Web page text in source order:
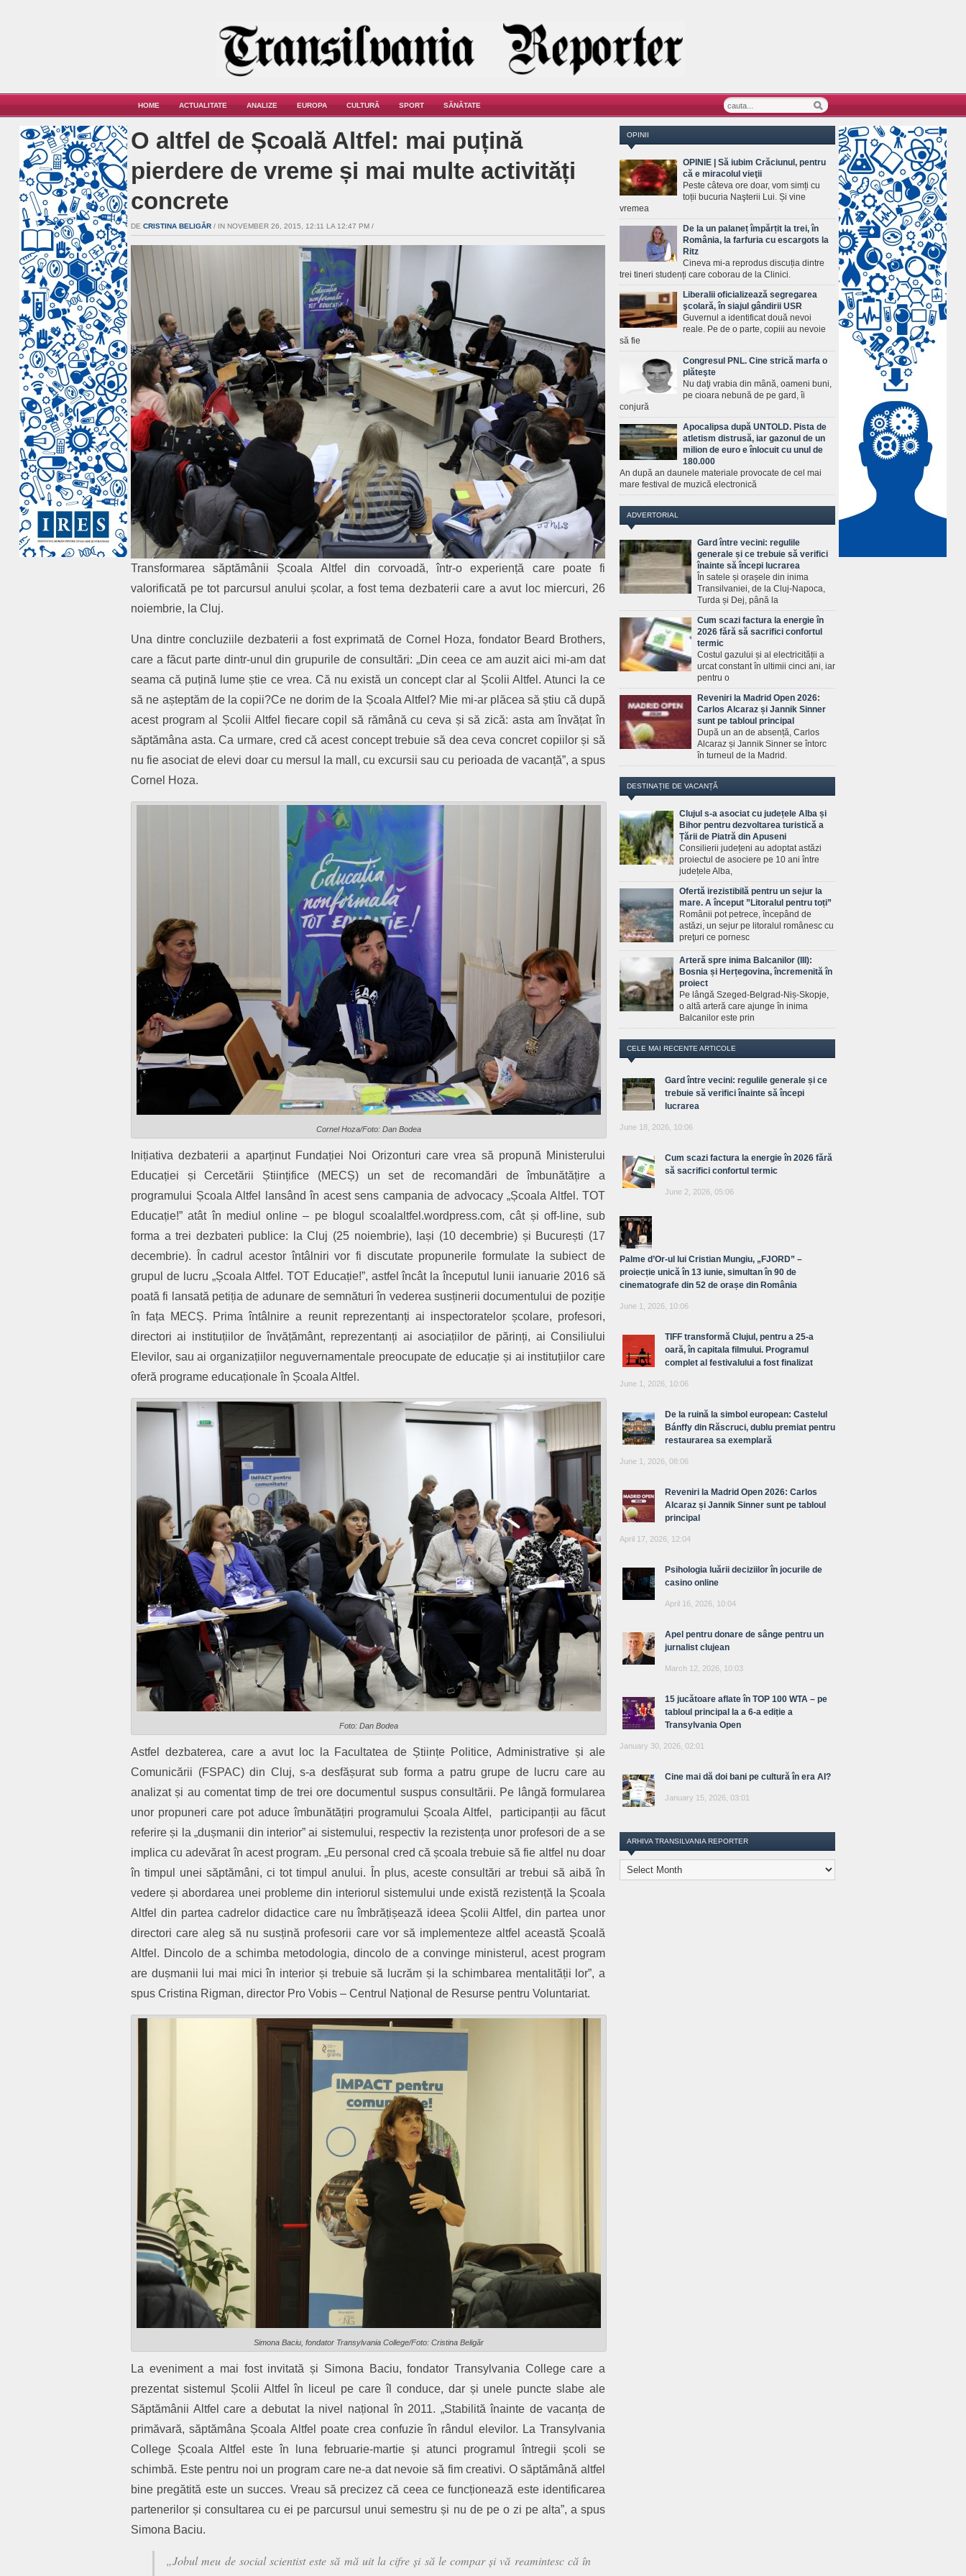
HOME ACTUALITATE ANALIZE EUROPA CULTURĂ SPORT SĂNĂTATE
O altfel de Școală Altfel: mai puțină
pierdere de vreme și mai multe activități
concrete
DE CRISTINA BELIGĂR / IN NOVEMBER 26, 2015, 12:11 LA 12:47 PM /
Transformarea săptămânii Școala Altfel din corvoadă, într-o experiență care poate fi
valorificată pe tot parcursul anului școlar, a fost tema dezbaterii care a avut loc miercuri, 26
noiembrie, la Cluj.
Una dintre concluziile dezbaterii a fost exprimată de Cornel Hoza, fondator Beard Brothers,
care a făcut parte dintr-unul din grupurile de consultări: „Din ceea ce am auzit aici mi-am dat
seama că puțină lume știe ce vrea. Că nu există un concept clar al Școlii Altfel. Atunci la ce
să ne așteptăm de la copii?Ce ne dorim de la Școala Altfel? Mie mi-ar plăcea să știu că după
acest program al Școlii Altfel fiecare copil să rămână cu ceva și să zică: asta am învățat în
săptămâna asta. Ca urmare, cred că acest concept trebuie să dea ceva concret copiilor și să
nu fie asociat de elevi doar cu mersul la mall, cu excursii sau cu perioada de vacanță”, a spus
Cornel Hoza.
Cornel Hoza/Foto: Dan Bodea
Inițiativa dezbaterii a aparținut Fundației Noi Orizonturi care vrea să propună Ministerului
Educației și Cercetării Științifice (MECȘ) un set de recomandări de îmbunătățire a
programului Școala Altfel lansând în acest sens campania de advocacy „Școala Altfel. TOT
Educație!” atât în mediul online – pe blogul scoalaltfel.wordpress.com, cât și off-line, sub
forma a trei dezbateri publice: la Cluj (25 noiembrie), Iași (10 decembrie) și București (17
decembrie). În cadrul acestor întâlniri vor fi discutate propunerile formulate la subiect de
grupul de lucru „Școala Altfel. TOT Educație!”, astfel încât la începutul lunii ianuarie 2016 să
poată fi lansată petiția de adunare de semnături în vederea susținerii documentului de poziție
în fața MECȘ. Prima întâlnire a reunit reprezentanți ai inspectoratelor școlare, profesori,
directori ai instituțiilor de învățământ, reprezentanți ai asociațiilor de părinți, ai Consiliului
Elevilor, sau ai organizațiilor neguvernamentale preocupate de educație și ai instituțiilor care
oferă programe educaționale în Școala Altfel.
Foto: Dan Bodea
Astfel dezbaterea, care a avut loc la Facultatea de Științe Politice, Administrative și ale
Comunicării (FSPAC) din Cluj, s-a desfășurat sub forma a patru grupe de lucru care au
analizat și au comentat timp de trei ore documentul suspus consultării. Pe lângă formularea
unor propuneri care pot aduce îmbunătățiri programului Școala Altfel, participanții au făcut
referire și la „dușmanii din interior” ai sistemului, respectiv la rezistența unor profesori de a se
implica cu adevărat în acest program. „Eu personal cred că școala trebuie să fie altfel nu doar
în timpul unei săptămâni, ci tot timpul anului. În plus, aceste consultări ar trebui să aibă în
vedere și abordarea unei probleme din interiorul sistemului unde există rezistență la Școala
Altfel din partea cadrelor didactice care nu îmbrățișează ideea Școlii Altfel, din partea unor
directori care aleg să nu susțină profesorii care vor să implementeze altfel această Școală
Altfel. Dincolo de a schimba metodologia, dincolo de a convinge ministerul, acest program
are dușmanii lui mai mici în interior și trebuie să lucrăm și la schimbarea mentalității lor”, a
spus Cristina Rigman, director Pro Vobis – Centrul Național de Resurse pentru Voluntariat.
Simona Baciu, fondator Transylvania College/Foto: Cristina Beligăr
La eveniment a mai fost invitată și Simona Baciu, fondator Transylvania College care a
prezentat sistemul Școlii Altfel în liceul pe care îl conduce, dar și unele puncte slabe ale
Săptămânii Altfel care a debutat la nivel național în 2011. „Stabilită înainte de vacanța de
primăvară, săptămâna Școala Altfel poate crea confuzie în rândul elevilor. La Transylvania
College Școala Altfel este în luna februarie-martie și atunci programul întregii școli se
schimbă. Este pentru noi un program care ne-a dat nevoie să fim creativi. O săptămână altfel
bine pregătită este un succes. Vreau să precizez că ceea ce funcționează este identificarea
partenerilor și consultarea cu ei pe parcursul unui semestru și nu de pe o zi pe alta”, a spus
Simona Baciu.
„Jobul meu de social scientisteste să mă uit la cifre și să le compar și vă reamintesc că în
OPINII
OPINIE | Să iubim Crăciunul, pentru
că e miracolul vieţii
Peste câteva ore doar, vom simți cu
toții bucuria Naşterii Lui. Și vine
vremea
De la un palaneț împărțit la trei, în
România, la farfuria cu escargots la
Ritz
Cineva mi-a reprodus discuția dintre
trei tineri studenți care coborau de la Clinici.
Liberalii oficializează segregarea
şcolară, în siajul gândirii USR
Guvernul a identificat două nevoi
reale. Pe de o parte, copiii au nevoie
să fie
Congresul PNL. Cine strică marfa o
plăteşte
Nu daţi vrabia din mână, oameni buni,
pe cioara nebună de pe gard, îi
conjură
Apocalipsa după UNTOLD. Pista de
atletism distrusă, iar gazonul de un
milion de euro e înlocuit cu unul de
180.000
An după an daunele materiale provocate de cel mai
mare festival de muzică electronică
ADVERTORIAL
Gard între vecini: regulile
generale și ce trebuie să verifici
înainte să începi lucrarea
În satele și orașele din inima
Transilvaniei, de la Cluj-Napoca,
Turda și Dej, până la
Cum scazi factura la energie în
2026 fără să sacrifici confortul
termic
Costul gazului și al electricității a
urcat constant în ultimii cinci ani, iar
pentru o
Reveniri la Madrid Open 2026:
Carlos Alcaraz și Jannik Sinner
sunt pe tabloul principal
După un an de absență, Carlos
Alcaraz și Jannik Sinner se întorc
în turneul de la Madrid.
DESTINAȚIE DE VACANȚĂ
Clujul s-a asociat cu județele Alba și
Bihor pentru dezvoltarea turistică a
Țării de Piatră din Apuseni
Consilierii județeni au adoptat astăzi
proiectul de asociere pe 10 ani între
județele Alba,
Ofertă irezistibilă pentru un sejur la
mare. A început ”Litoralul pentru toți”
Românii pot petrece, începând de
astăzi, un sejur pe litoralul românesc cu
preţuri ce pornesc
Arteră spre inima Balcanilor (III):
Bosnia și Herțegovina, încremenită în
proiect
Pe lângă Szeged-Belgrad-Niș-Skopje,
o altă arteră care ajunge în inima
Balcanilor este prin
CELE MAI RECENTE ARTICOLE
Gard între vecini: regulile generale și ce
trebuie să verifici înainte să începi
lucrarea
June 18, 2026, 10:06
Cum scazi factura la energie în 2026 fără
să sacrifici confortul termic
June 2, 2026, 05:06
Palme d’Or-ul lui Cristian Mungiu, „FJORD” –
proiecție unică în 13 iunie, simultan în 90 de
cinematografe din 52 de orașe din România
June 1, 2026, 10:06
TIFF transformă Clujul, pentru a 25-a
oară, în capitala filmului. Programul
complet al festivalului a fost finalizat
June 1, 2026, 10:06
De la ruină la simbol european: Castelul
Bánffy din Răscruci, dublu premiat pentru
restaurarea sa exemplară
June 1, 2026, 08:06
Reveniri la Madrid Open 2026: Carlos
Alcaraz și Jannik Sinner sunt pe tabloul
principal
April 17, 2026, 12:04
Psihologia luării deciziilor în jocurile de
casino online
April 16, 2026, 10:04
Apel pentru donare de sânge pentru un
jurnalist clujean
March 12, 2026, 10:03
15 jucătoare aflate în TOP 100 WTA – pe
tabloul principal la a 6-a ediție a
Transylvania Open
January 30, 2026, 02:01
Cine mai dă doi bani pe cultură în era AI?
January 15, 2026, 03:01
ARHIVA TRANSILVANIA REPORTER
Arhiva
Transilvania